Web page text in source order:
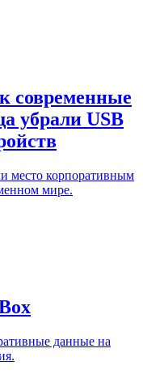
современные
убрали USB
место корпоративным
мире.
данные на